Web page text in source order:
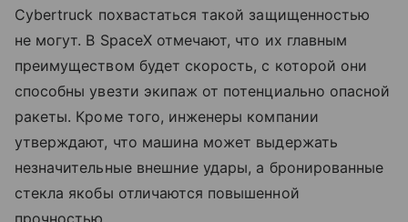
Cybertruck похвастаться такой защищенностью
не могут. В SpaceX отмечают, что их главным
преимуществом будет скорость, с которой они
способны увезти экипаж от потенциально опасной
ракеты. Кроме того, инженеры компании
утверждают, что машина может выдержать
незначительные внешние удары, а бронированные
стекла якобы отличаются повышенной
прочностью.